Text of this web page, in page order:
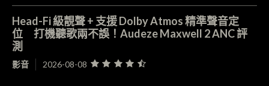
Head-Fi 級靚聲 + 支援 Dolby Atmos 精準聲音定
位 打機聽歌兩不誤！Audeze Maxwell 2 ANC 評
測
影音 2026-08-08